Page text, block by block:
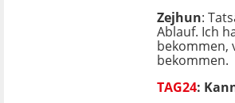
Zejhun:
Ablauf. Ich
bekommen,
bekommen.
TAG24: